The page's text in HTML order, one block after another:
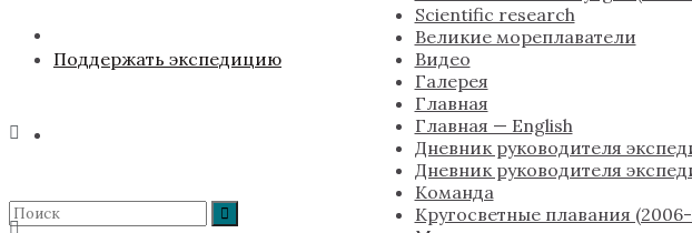
Поддержать экспедицию
Scientific research
Великие мореплаватели
Видео
Галерея
Главная
Главная — English
Дневник руководителя
Дневник руководителя
Команда
Кругосветные плавания (2006-